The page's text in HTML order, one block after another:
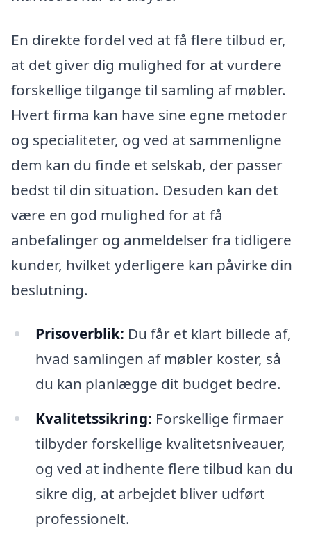
En direkte fordel ved at få flere tilbud er,
at det giver dig mulighed for at vurdere
forskellige tilgange til samling af møbler.
Hvert firma kan have sine egne metoder
og specialiteter, og ved at sammenligne
dem kan du finde et selskab, der passer
bedst til din situation. Desuden kan det
være en god mulighed for at få
anbefalinger og anmeldelser fra tidligere
kunder, hvilket yderligere kan påvirke din
beslutning.
Prisoverblik: Du får et klart billede af,
hvad samlingen af møbler koster, så
du kan planlægge dit budget bedre.
Kvalitetssikring: Forskellige firmaer
tilbyder forskellige kvalitetsniveauer,
og ved at indhente flere tilbud kan du
sikre dig, at arbejdet bliver udført
professionelt.